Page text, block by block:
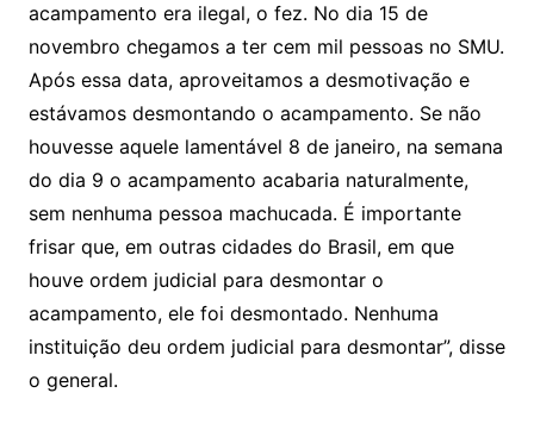
acampamento era ilegal, o fez. No dia 15 de
novembro chegamos a ter cem mil pessoas no SMU.
Após essa data, aproveitamos a desmotivação e
estávamos desmontando o acampamento. Se não
houvesse aquele lamentável 8 de janeiro, na semana
do dia 9 o acampamento acabaria naturalmente,
sem nenhuma pessoa machucada. É importante
frisar que, em outras cidades do Brasil, em que
houve ordem judicial para desmontar o
acampamento, ele foi desmontado. Nenhuma
instituição deu ordem judicial para desmontar”, disse
o general.